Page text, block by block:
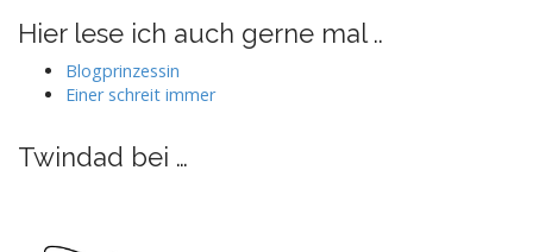
auf
Facebook
anzeigen
auf
Twitter
anzeigen
auf
Instagram
anzeigen
auf
Pinterest
anzeigen
Hier lese ich auch gerne mal ..
Blogprinzessin
Einer schreit immer
Twindad bei …